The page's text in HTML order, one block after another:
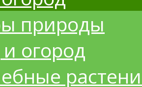
природы
огород